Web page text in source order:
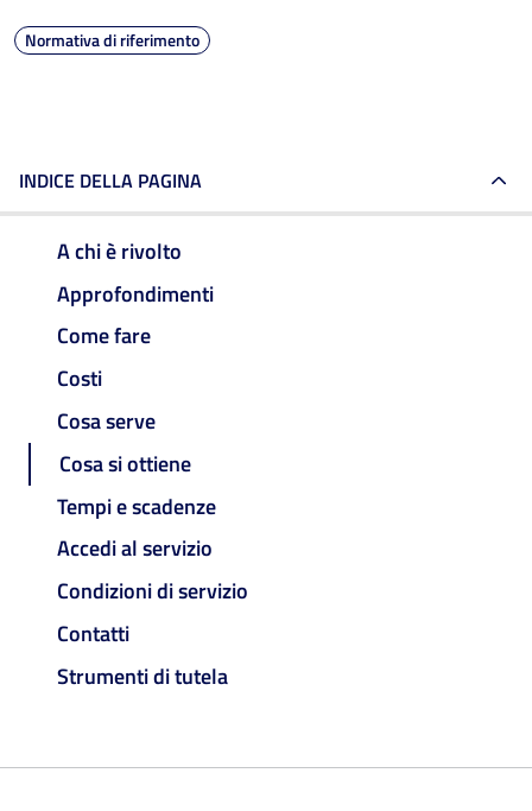
Normativa di riferimento
INDICE DELLA PAGINA
A chi è rivolto
Approfondimenti
Come fare
Costi
Cosa serve
Cosa si ottiene
Tempi e scadenze
Accedi al servizio
Condizioni di servizio
Contatti
Strumenti di tutela